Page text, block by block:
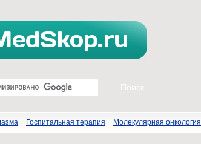
Госпитальная терапия Молекулярная онкология